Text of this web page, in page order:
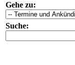
Gehe zu:
Suche: